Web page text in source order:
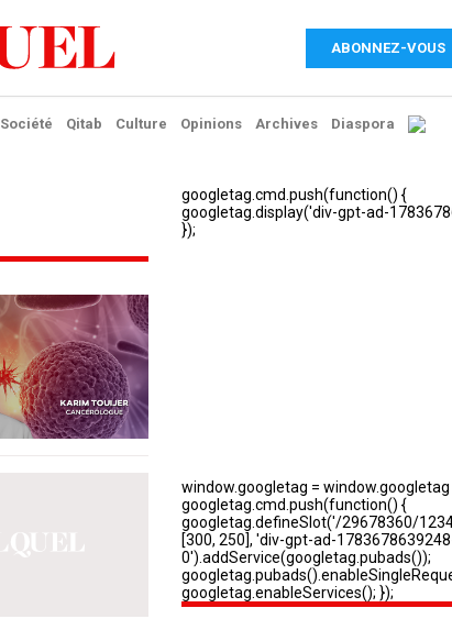
ABONNEZ-VOUS
Société Qitab Culture Opinions Archives Diaspora